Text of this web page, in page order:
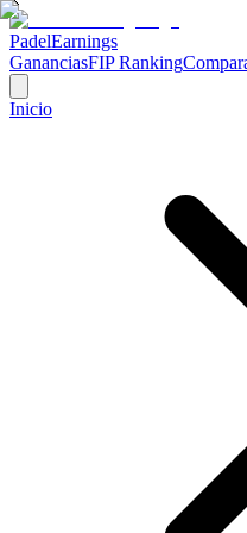
PadelEarnings
GananciasFIP Ranking
Inicio